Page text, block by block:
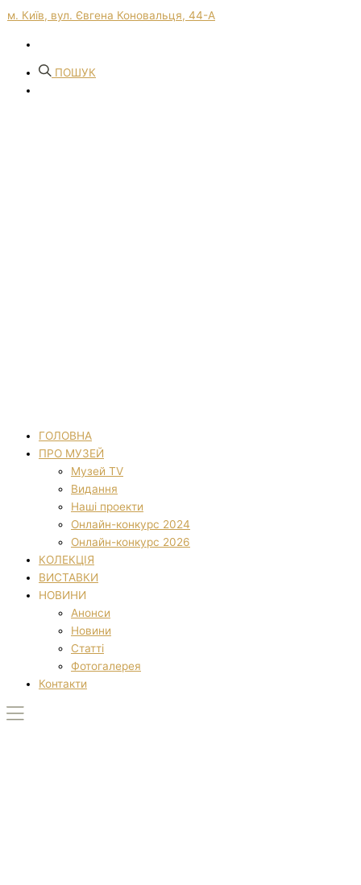
м. Київ, вул. Євгена Коновальця, 44-А
ПОШУК
ГОЛОВНА
ПРО МУЗЕЙ
Музей TV
Видання
Наші проекти
Онлайн-конкурс 2024
Онлайн-конкурс 2026
КОЛЕКЦІЯ
ВИСТАВКИ
НОВИНИ
Анонси
Новини
Статті
Фотогалерея
Контакти